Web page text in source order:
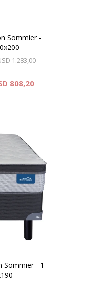
Sommier -
1.283,00
808,20
combina un
Pocket
espumas de
ofrecer un
estable y
nivel de
está
un soporte
Sommier - 1